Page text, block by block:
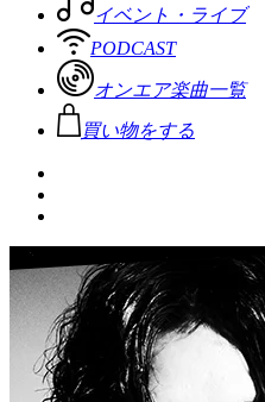
イベント・ライブ
PODCAST
オンエア楽曲一覧
買い物をする